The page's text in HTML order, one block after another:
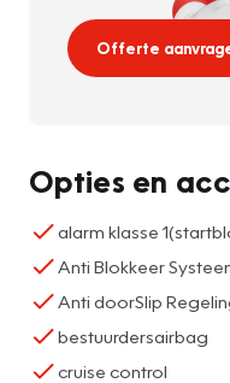
Offerte
Opties en
alarm klasse
Anti Blokkeer
Anti doorSlip
bestuurdersairbag
cruise control